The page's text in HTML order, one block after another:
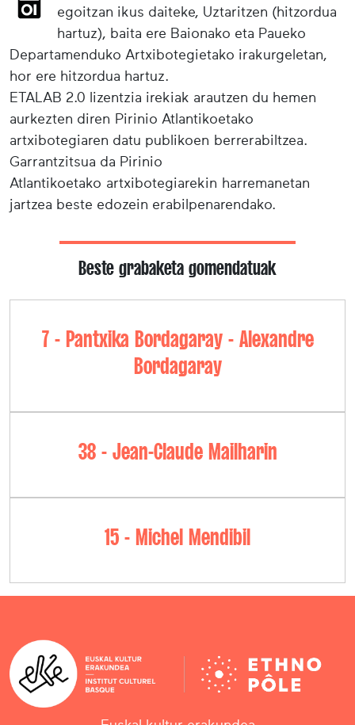
egoitzan ikus daiteke, Uztaritzen (hitzordua
hartuz), baita ere Baionako eta Paueko
Departamenduko Artxibotegietako irakurgeletan,
hor ere hitzordua hartuz.
ETALAB 2.0 lizentzia irekiak arautzen du hemen
aurkezten diren Pirinio Atlantikoetako
artxibotegiaren datu publikoen berrerabiltzea.
Garrantzitsua da Pirinio
Atlantikoetako artxibotegiarekin harremanetan
jartzea beste edozein erabilpenarendako.
Beste grabaketa gomendatuak
7 - Pantxika Bordagaray - Alexandre
Bordagaray
38 - Jean-Claude Mailharin
15 - Michel Mendibil